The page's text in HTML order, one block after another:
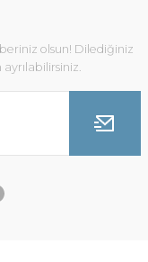
olsun! Dilediğiniz